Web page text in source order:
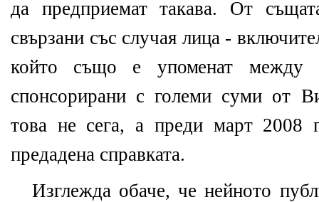
да предприемат такава. От
свързани със случая лица -
който също е упоменат между
спонсорирани с големи суми от
това не сега, а преди март 2008
предадена справката.
Изглежда обаче, че нейното